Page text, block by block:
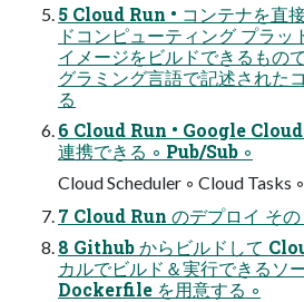
5 Cloud Run • コンテナを直
ドコンピューティング プラッ
イメージをビルドできるもの
グラミング言語で記述された
る
6 Cloud Run • Google Cloud
連携できる ◦ Pub/Sub ◦
Cloud Scheduler ◦ Cloud Tasks
7 Cloud Run のデプロイ その
8 Github からビルドして
カルでビルド＆実行できるソ
Dockerfile を用意する ◦